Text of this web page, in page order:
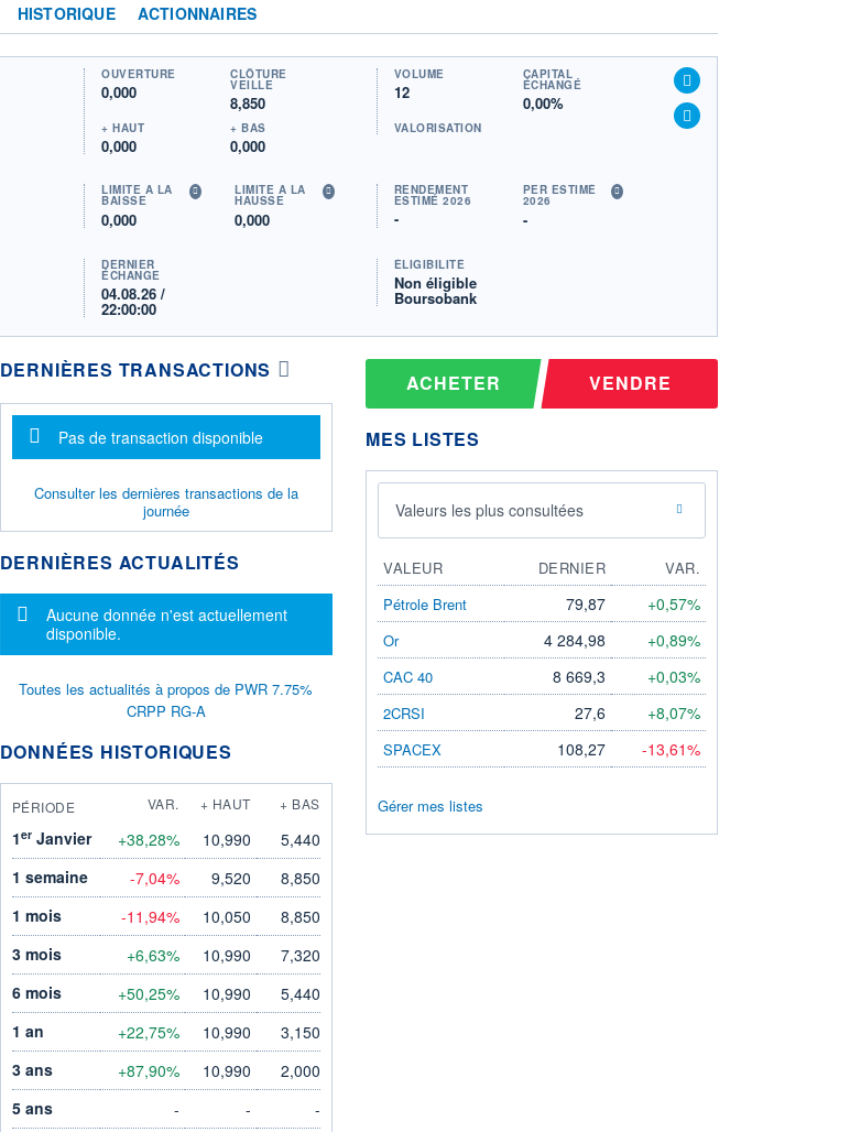
HISTORIQUE ACTIONNAIRES
OUVERTURE
0,000
CLÔTURE
VEILLE
8,850
+ HAUT
0,000
+ BAS
0,000
VOLUME
12
CAPITAL
ÉCHANGÉ
0,00%
VALORISATION
LIMITE À LA
BAISSE
0,000
LIMITE À LA
HAUSSE
0,000
RENDEMENT
ESTIMÉ 2026
-
PER ESTIMÉ
2026
-
DERNIER
ÉCHANGE
04.08.26 /
22:00:00
ÉLIGIBILITÉ
Non éligible
Boursobank
DERNIÈRES TRANSACTIONS
Message d'information
Pas de transaction disponible
Consulter les dernières transactions de la
journée
DERNIÈRES ACTUALITÉS
Message d'information
Aucune donnée n'est actuellement
disponible.
Toutes les actualités à propos de PWR 7.75%
CRPP RG-A
DONNÉES HISTORIQUES
PÉRIODE VAR. + HAUT + BAS
1erJanvier +38,28% 10,990
5,440
1 semaine
-7,04% 9,520
8,850
1 mois
-11,94% 10,050
8,850
3 mois
+6,63% 10,990
7,320
6 mois
+50,25% 10,990
5,440
1 an
+22,75% 10,990
3,150
3 ans
+87,90% 10,990
2,000
5 ans
- -
-
ACHETER VENDRE
MES LISTES
Valeurs les plus consultées
VALEUR DERNIER
VAR.
Pétrole Brent
79,87 +0,57%
Or 4 284,98 +0,89%
CAC 40 8 669,3 +0,03%
2CRSI 27,6 +8,07%
SPACEX 108,27 -13,61%
Gérer mes listes